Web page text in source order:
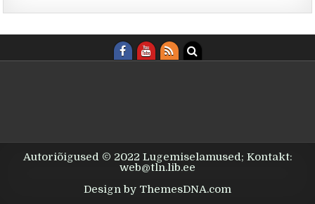
Autoriõigused © 2022 Lugemiselamused; Kontakt:
web@tln.lib.ee
Design by ThemesDNA.com